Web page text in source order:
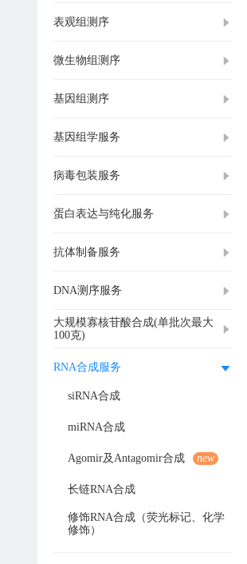
表观组测序
微生物组测序
基因组测序
基因组学服务
病毒包装服务
蛋白表达与纯化服务
抗体制备服务
DNA测序服务
大规模寡核苷酸合成(单批次最大
100克)
RNA合成服务
siRNA合成
miRNA合成
Agomir及Antagomir合成 new
长链RNA合成
修饰RNA合成（荧光标记、化学
修饰）